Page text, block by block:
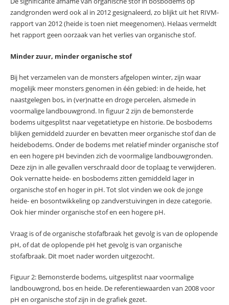
zandgronden werd ook al in 2012 gesignaleerd, zo blijkt uit het RIVM-
rapport van 2012 (heide is toen niet meegenomen). Helaas vermeldt
het rapport geen oorzaak van het verlies van organische stof.
Minder zuur, minder organische stof
Bij het verzamelen van de monsters afgelopen winter, zijn waar
mogelijk meer monsters genomen in één gebied: in de heide, het
naastgelegen bos, in (ver)natte en droge percelen, alsmede in
voormalige landbouwgrond. In figuur 2 zijn de bemonsterde
bodems uitgesplitst naar vegetatietype en historie. De bosbodems
blijken gemiddeld zuurder en bevatten meer organische stof dan de
heidebodems. Onder de bodems met relatief minder organische stof
en een hogere pH bevinden zich de voormalige landbouwgronden.
Deze zijn in alle gevallen verschraald door de toplaag te verwijderen.
Ook vernatte heide- en bosbodems zitten gemiddeld lager in
organische stof en hoger in pH. Tot slot vinden we ook de jonge
heide- en bosontwikkeling op zandverstuivingen in deze categorie.
Ook hier minder organische stof en een hogere pH.
Vraag is of de organische stofafbraak het gevolg is van de oplopende
pH, of dat de oplopende pH het gevolg is van organische
stofafbraak. Dit moet nader worden uitgezocht.
Figuur 2: Bemonsterde bodems, uitgesplitst naar voormalige
landbouwgrond, bos en heide. De referentiewaarden van 2008 voor
pH en organische stof zijn in de grafiek gezet.